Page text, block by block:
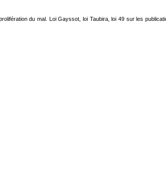
du mal. Loi Gayssot, loi Taubira, loi 49 sur les